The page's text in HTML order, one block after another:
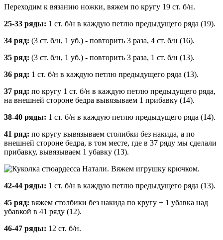
Переходим к вязанию ножки, вяжем по кругу 19 ст. б/н.
25-33 ряды: 1 ст. б/н в каждую петлю предыдущего ряда (19).
34 ряд: (3 ст. б/н, 1 уб.) - повторить 3 раза, 4 ст. б/н (16).
35 ряд: (3 ст. б/н, 1 уб.) - повторить 3 раза, 1 ст. б/н (13).
36 ряд: 1 ст. б/н в каждую петлю предыдущего ряда (13).
37 ряд: по кругу 1 ст. б/н в каждую петлю предыдущего ряда,
на внешней стороне бедра вывязываем 1 прибавку (14).
38-40 ряды: 1 ст. б/н в каждую петлю предыдущего ряда (14).
41 ряд: по кругу вывязываем столибки без накида, а по
внешней стороне бедра, в том месте, где в 37 ряду мы сделали
прибавку, вывязываем 1 убавку (13).
42-44 ряды: 1 ст. б/н в каждую петлю предыдущего ряда (13).
45 ряд: вяжем столбики без накида по кругу + 1 убавка над
убавкой в 41 ряду (12).
46-47 ряды: 12 ст. б/н.